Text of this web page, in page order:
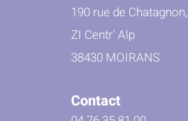
190 rue de Chatagnon,
ZI Centr' Alp
38430 MOIRANS
Contact